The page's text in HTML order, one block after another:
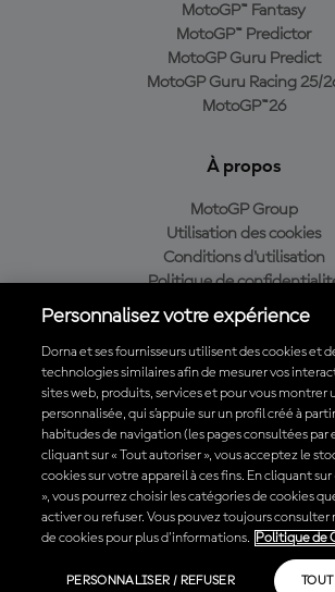
MotoGP™ Fantasy
MotoGP™ Predictor
MotoGP Guru Predict
MotoGP Guru Racing 25/
MotoGP™26
À propos
MotoGP Group
Utilisation des cookies
Conditions d'utilisation
Politique de
Politique d’achat
Télécharger l'appli officielle du
© 2026 MotoGP Sports Entertainment Group.
Toutes les marques déposées sont la propriété
respectifs.
Personnalisez votre expérience
Dorna et ses fournisseurs utilisent des cookies et
technologies similaires afin de mesurer vos
sites web, produits, services et pour vous montrer
personnalisée, qui s’appuie sur un profil créé à
habitudes de navigation (les pages consultées par
cliquant sur « Tout autoriser », vous acceptez le
cookies sur votre appareil à ces fins. En cliquant
», vous pourrez choisir les catégories de cookies
activer ou refuser. Vous pouvez toujours
de cookies pour plus d'informations.
Politique de
PERSONNALISER / REFUSER